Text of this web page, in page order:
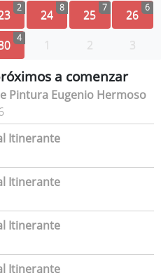
2 24 8 25 7 26 6
4 1 2 3
a comenzar
Pintura Eugenio Hermoso
Itinerante
Itinerante
Itinerante
Itinerante